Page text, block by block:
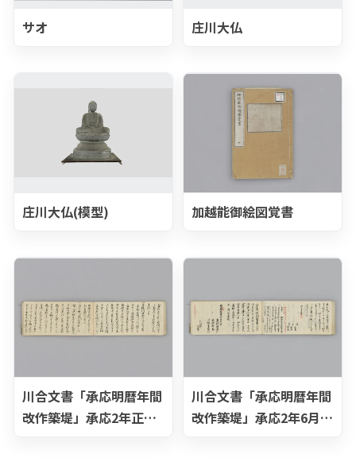
サオ 庄川大仏
庄川大仏(模型) 加越能御絵図覚書
川合文書「承応明暦年間
改作築堤」承応2年正月6
川合文書「承応明暦年間
改作築堤」承応2年6月